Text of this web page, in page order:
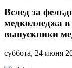
за
фельдшерами
медколледжа
свободное
Вслед за
медколледжа
выпускники
суббота, 24 июня